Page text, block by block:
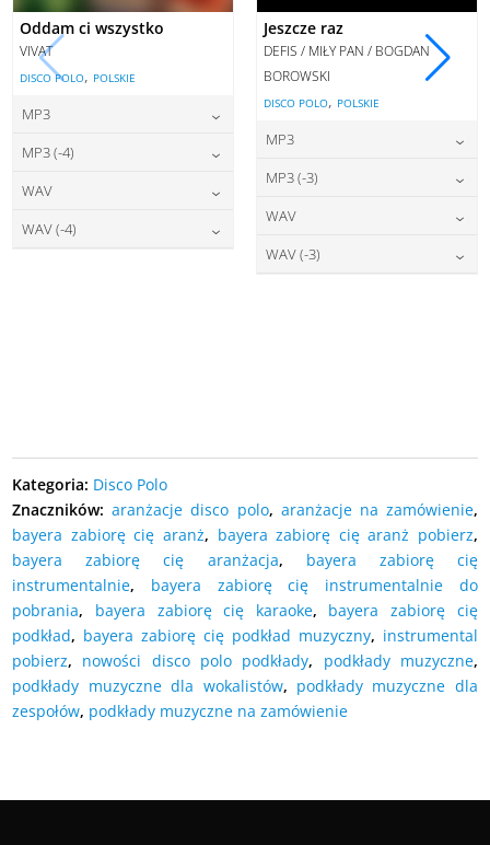
Oddam ci wszystko
VIVAT
DISCO POLO, POLSKIE
MP3
cena:
DODAJ DO KOSZYKA
MP3 (-4)
DODAJ DO KOSZYKA
WAV
cena:
WAV (-4)
Jeszcze raz
DEFIS / MIŁY PAN / BOGDAN
BOROWSKI
DISCO POLO, POLSKIE
MP3
cena:
DODAJ DO KOSZYKA
MP3 (-3)
DODAJ DO KOSZYKA
WAV
cena:
WAV (-3)
Kategoria: Disco Polo
Znaczników:aranżacje disco polo, aranżacje na zamówienie,
bayera zabiorę cię aranż, bayera zabiorę cię aranż pobierz,
bayera zabiorę cię aranżacja, bayera zabiorę cię
instrumentalnie, bayera zabiorę cię instrumentalnie do
pobrania, bayera zabiorę cię karaoke, bayera zabiorę cię
podkład, bayera zabiorę cię podkład muzyczny, instrumental
pobierz, nowości disco polo podkłady, podkłady muzyczne,
podkłady muzyczne dla wokalistów, podkłady muzyczne dla
zespołów, podkłady muzyczne na zamówienie